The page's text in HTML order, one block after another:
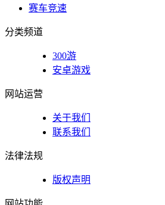
赛车竞速
分类频道
300游
安卓游戏
网站运营
关于我们
联系我们
法律法规
版权声明